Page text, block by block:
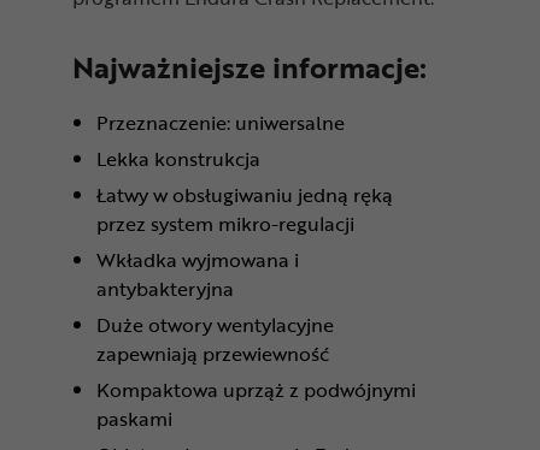
Najważniejsze informacje:
Przeznaczenie: uniwersalne
Lekka konstrukcja
Łatwy w obsługiwaniu jedną ręką
przez system mikro-regulacji
Wkładka wyjmowana i
antybakteryjna
Duże otwory wentylacyjne
zapewniają przewiewność
Kompaktowa uprząż z podwójnymi
paskami